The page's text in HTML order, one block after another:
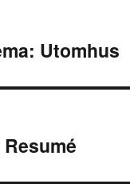
Utomhus